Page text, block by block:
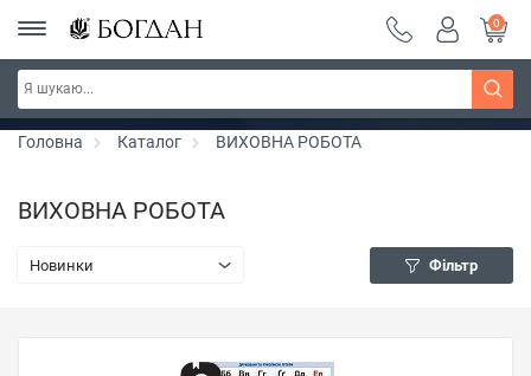
РОЗПРОДАЖ ~ 150 грн ~ 200 грн ~ 250 грн ~
300 грн ~ РОЗПРОДАЖ
Дізнатись більше
0
Головна Каталог ВИХОВНА РОБОТА
ВИХОВНА РОБОТА
Новинки Фільтр